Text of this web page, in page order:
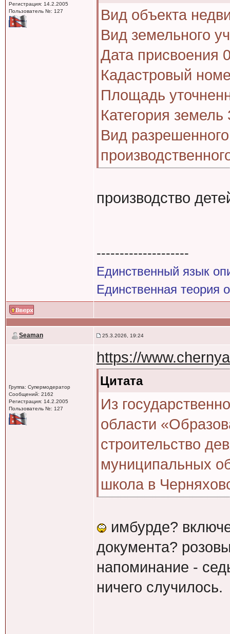
Регистрация: 14.2.2005
Пользователь №: 127
Вид объекта
Вид земельного
Дата присвоения
Кадастровый
Площадь
Категория
Вид
производство
--------------------
Единственный язык
Единственная теория
Seaman 25.3.2026, 19:24
Группа: Супермодератор
Сообщений: 2162
Регистрация: 14.2.2005
Пользователь №: 127
https://
Цитата
Из
области
строительство
муниципальных
школа в
имбурде?
документа?
напоминание -
ничего случилось.